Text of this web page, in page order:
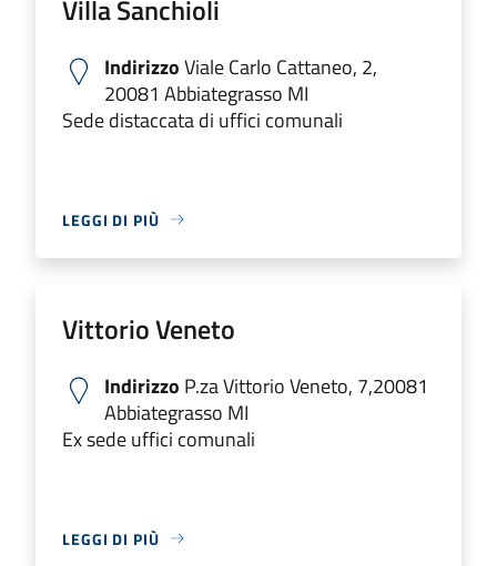
Villa Sanchioli
IndirizzoViale Carlo Cattaneo, 2,
20081 Abbiategrasso MI
Sede distaccata di uffici comunali
LEGGI DI PIÙ
Vittorio Veneto
Indirizzo P.za Vittorio Veneto, 7,20081
Abbiategrasso MI
Ex sede uffici comunali
LEGGI DI PIÙ